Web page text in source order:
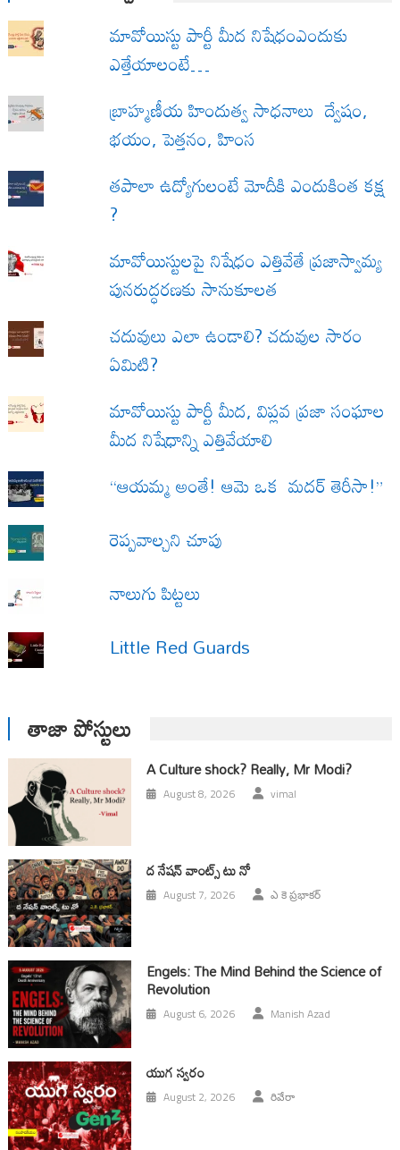
మావోయిస్టు పార్టీ మీద నిషేధంఎందుకు
ఎత్తేయాలంటే…
బ్రాహ్మణీయ హిందుత్వ సాధనాలు ద్వేషం,
భయం, పెత్తనం, హింస
త‌పాలా ఉద్యోగులంటే మోదీకి ఎందుకింత కక్ష
?
మావోయిస్టులపై నిషేధం ఎత్తివేతే ప్రజాస్వామ్య
పునరుద్ధరణకు సానుకూలత
చదువులు ఎలా ఉండాలి? చదువుల సారం
ఏమిటి?
మావోయిస్టు పార్టీ మీద, విప్లవ ప్రజా సంఘాల
మీద నిషేధాన్ని ఎత్తివేయాలి
“ఆయమ్మ అంతే! ఆమె ఒక మదర్ తెరీసా!”
రెప్పవాల్చని చూపు
నాలుగు పిట్టలు
Little Red Guards
తాజా పోస్టులు
A Culture shock? Really, Mr Modi?
August 8, 2026 vimal
ద నేషన్ వాంట్స్ టు నో
August 7, 2026 ఎ కె ప్రభాకర్
Engels: The Mind Behind the Science of
Revolution
August 6, 2026 Manish Azad
యుగ స్వ‌రం
August 2, 2026 రివేరా